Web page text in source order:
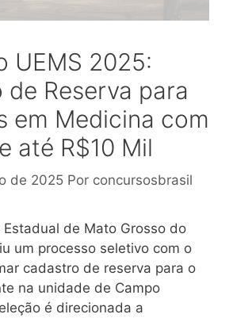
UEMS 2025:
de Reserva para
em Medicina com
até R$10 Mil
de 2025 Por concursosbrasil
de Mato Grosso do
um processo seletivo com o
cadastro de reserva para o
na unidade de Campo
é direcionada a